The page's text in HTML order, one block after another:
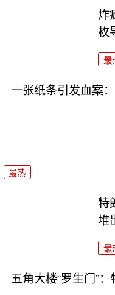
炸
枚
最
一张纸条引发血案：
最热
特
堆
最
五角大楼“罗生门”